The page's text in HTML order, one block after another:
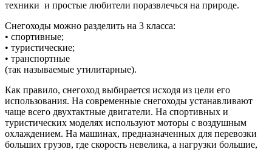
техники и простые любители поразвлечься на природе.
Снегоходы можно разделить на 3 класса:
• спортивные;
• туристические;
• транспортные
(так называемые утилитарные).
Как правило, снегоход выбирается исходя из цели его
использования. На современные снегоходы устанавливают
чаще всего двухтактные двигатели. На спортивных и
туристических моделях используют моторы с воздушным
охлаждением. На машинах, предназначенных для перевозки
больших грузов, где скорость невелика, а нагрузки большие,